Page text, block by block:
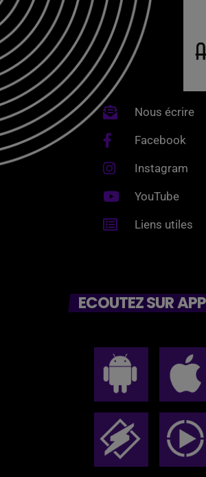
Nous écrire
Facebook
Instagram
YouTube
Liens utiles
ECOUTEZ SUR